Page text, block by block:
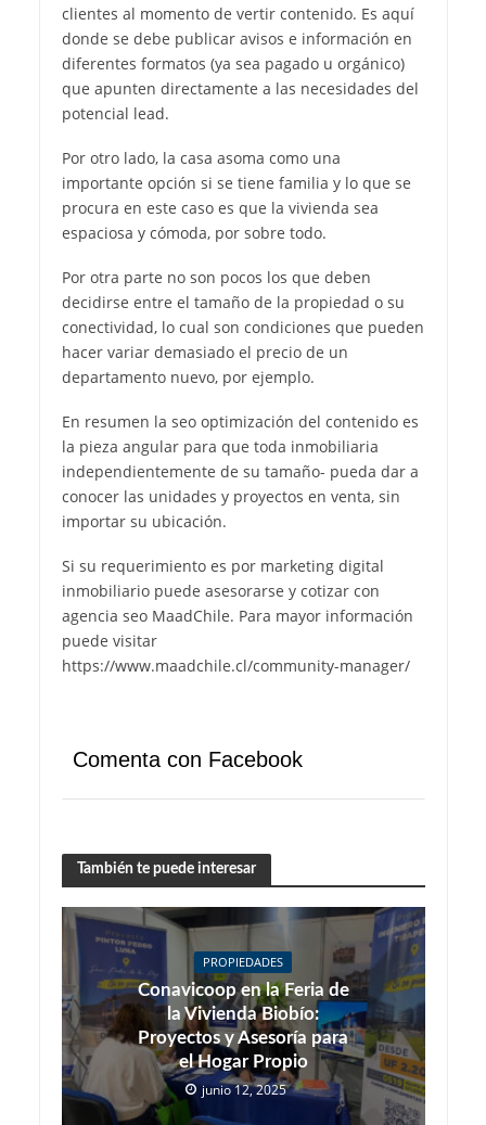
clientes al momento de vertir contenido. Es aquí
donde se debe publicar avisos e información en
diferentes formatos (ya sea pagado u orgánico)
que apunten directamente a las necesidades del
potencial lead.
Por otro lado, la casa asoma como una
importante opción si se tiene familia y lo que se
procura en este caso es que la vivienda sea
espaciosa y cómoda, por sobre todo.
Por otra parte no son pocos los que deben
decidirse entre el tamaño de la propiedad o su
conectividad, lo cual son condiciones que pueden
hacer variar demasiado el precio de un
departamento nuevo, por ejemplo.
En resumen la seo optimización del contenido es
la pieza angular para que toda inmobiliaria
independientemente de su tamaño- pueda dar a
conocer las unidades y proyectos en venta, sin
importar su ubicación.
Si su requerimiento es por marketing digital
inmobiliario puede asesorarse y cotizar con
agencia seo MaadChile. Para mayor información
puede visitar
https://www.maadchile.cl/community-manager/
Comenta con Facebook
También te puede interesar
PROPIEDADES
Conavicoop en la Feria de
la Vivienda Biobío:
Proyectos y Asesoría para
el Hogar Propio
junio 12, 2025